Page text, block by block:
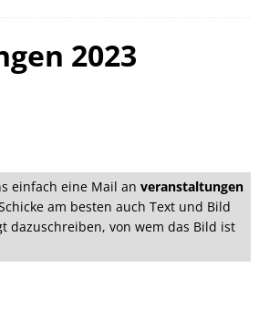
2023
einfach eine Mail an veranstaltungen
am besten auch Text und Bild
dazuschreiben, von wem das Bild ist